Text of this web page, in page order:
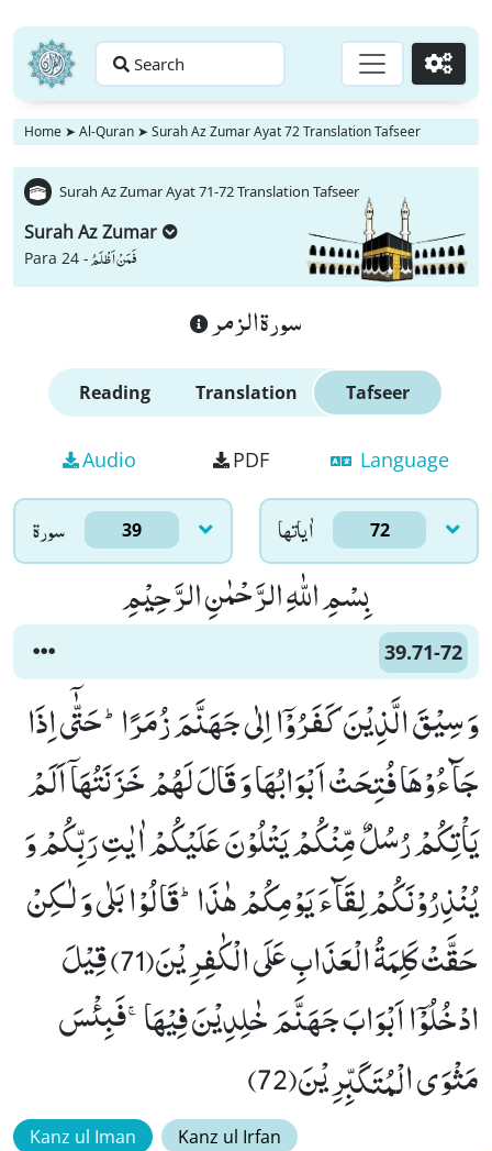
Search Go
Home ➤ Al-Quran ➤ Surah Az Zumar Ayat 72 Translation Tafseer
Surah Az Zumar Ayat 71-72 Translation Tafseer
Surah Az Zumar
Para 24 -فَمَنْ اَظْلَمُ
سورة الزمر
Reading Translation Tafseer
Audio PDF Language
سورۃ 39 اٰياتها 72
بِسْمِ اللّٰهِ الرَّحْمٰنِ الرَّحِیْمِ
39.71-72
وَ سِیْقَ الَّذِیْنَ كَفَرُوْۤا اِلٰى جَهَنَّمَ زُمَرًاؕ-حَتّٰۤى اِذَا
جَآءُوْهَا فُتِحَتْ اَبْوَابُهَا وَ قَالَ لَهُمْ خَزَنَتُهَاۤ اَلَمْ
یَاْتِكُمْ رُسُلٌ مِّنْكُمْ یَتْلُوْنَ عَلَیْكُمْ اٰیٰتِ رَبِّكُمْ وَ
یُنْذِرُوْنَكُمْ لِقَآءَ یَوْمِكُمْ هٰذَاؕ-قَالُوْا بَلٰى وَ لٰـكِنْ
حَقَّتْ كَلِمَةُ الْعَذَابِ عَلَى الْكٰفِرِیْنَ(71) قِیْلَ
ادْخُلُوْۤا اَبْوَابَ جَهَنَّمَ خٰلِدِیْنَ فِیْهَاۚ-فَبِئْسَ
مَثْوَى الْمُتَكَبِّرِیْنَ(72)
Kanz ul Iman Kanz ul Irfan